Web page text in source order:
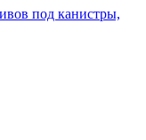
под канистры,